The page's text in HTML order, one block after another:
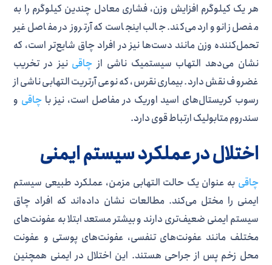
هر یک کیلوگرم افزایش وزن، فشاری معادل چندین کیلوگرم را به
مفصل زانو وارد می‌کند. جالب اینجاست که آرتروز در مفاصل غیر
تحمل‌کننده وزن مانند دست‌ها نیز در افراد چاق شایع‌تر است، که
نشان می‌دهد التهاب سیستمیک ناشی از چاقی نیز در تخریب
غضروف نقش دارد. بیماری نقرس، که نوعی آرتریت التهابی ناشی از
رسوب کریستال‌های اسید اوریک در مفاصل است، نیز با چاقی و
سندروم متابولیک ارتباط قوی دارد.
اختلال در عملکرد سیستم ایمنی
چاقی به عنوان یک حالت التهابی مزمن، عملکرد طبیعی سیستم
ایمنی را مختل می‌کند. مطالعات نشان داده‌اند که افراد چاق
سیستم ایمنی ضعیف‌تری دارند و بیشتر مستعد ابتلا به عفونت‌های
مختلف مانند عفونت‌های تنفسی، عفونت‌های پوستی و عفونت
محل زخم پس از جراحی هستند. این اختلال در ایمنی همچنین